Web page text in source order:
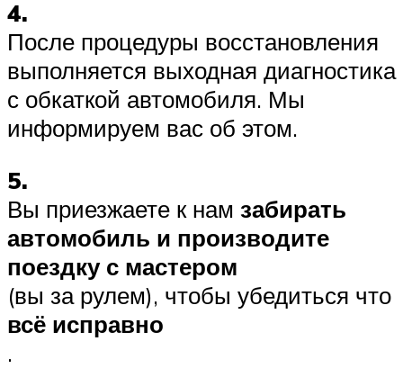
4.
После процедуры восстановления
выполняется выходная диагностика
с обкаткой автомобиля. Мы
информируем вас об этом.
5.
Вы приезжаете к нам забирать
автомобиль и производите
поездку с мастером
(вы за рулем), чтобы убедиться что
всё исправно
.